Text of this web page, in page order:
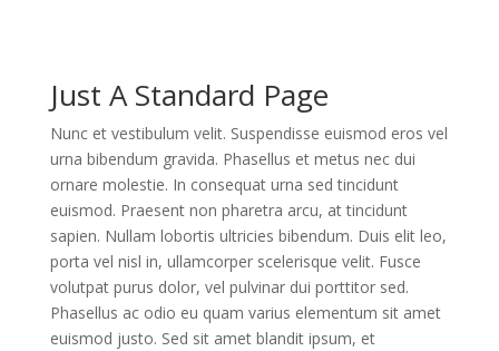
Just A Standard Page
Nunc et vestibulum velit. Suspendisse euismod eros vel
urna bibendum gravida. Phasellus et metus nec dui
ornare molestie. In consequat urna sed tincidunt
euismod. Praesent non pharetra arcu, at tincidunt
sapien. Nullam lobortis ultricies bibendum. Duis elit leo,
porta vel nisl in, ullamcorper scelerisque velit. Fusce
volutpat purus dolor, vel pulvinar dui porttitor sed.
Phasellus ac odio eu quam varius elementum sit amet
euismod justo. Sed sit amet blandit ipsum, et